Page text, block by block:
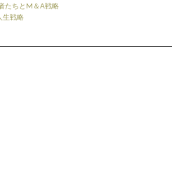
たちとM＆A戦略
生戦略